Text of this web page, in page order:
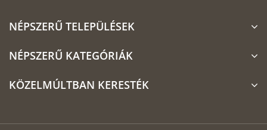
NÉPSZERŰ TELEPÜLÉSEK
NÉPSZERŰ KATEGÓRIÁK
KÖZELMÚLTBAN KERESTÉK